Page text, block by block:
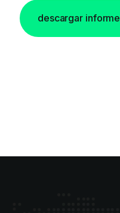
descargar informe